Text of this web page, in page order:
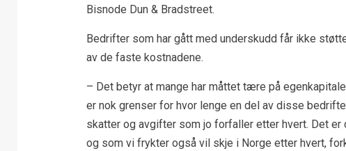
Bisnode Dun & Bradstreet.
Bedrifter som har gått med underskudd får ikke
av de faste kostnadene.
– Det betyr at mange har måttet tære på
er nok grenser for hvor lenge en del av disse
skatter og avgifter som jo forfaller etter hvert. Det er
og som vi frykter også vil skje i Norge etter hvert,